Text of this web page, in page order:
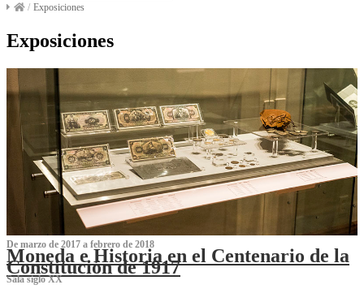
/ Exposiciones
Exposiciones
De marzo de 2017 a febrero de 2018
Moneda e Historia en el Centenario de la
Constitución de 1917
Sala siglo XX